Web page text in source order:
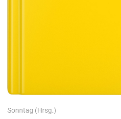
Sonntag (Hrsg.)